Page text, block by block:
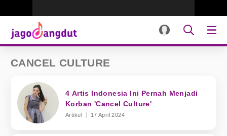
CANCEL CULTURE
4 Artis Indonesia Ini Pernah Menjadi
Korban 'Cancel Culture'
Artikel 17 April 2024